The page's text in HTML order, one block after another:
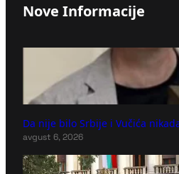
Nove Informacije
Da nije bilo Srbije i Vučića
avgust 6, 2026